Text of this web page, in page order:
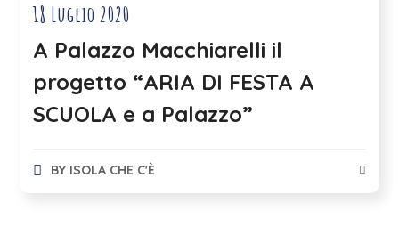
18 Luglio 2020
A Palazzo Macchiarelli il
progetto “ARIA DI FESTA A
SCUOLA e a Palazzo”
BY ISOLA CHE C'È